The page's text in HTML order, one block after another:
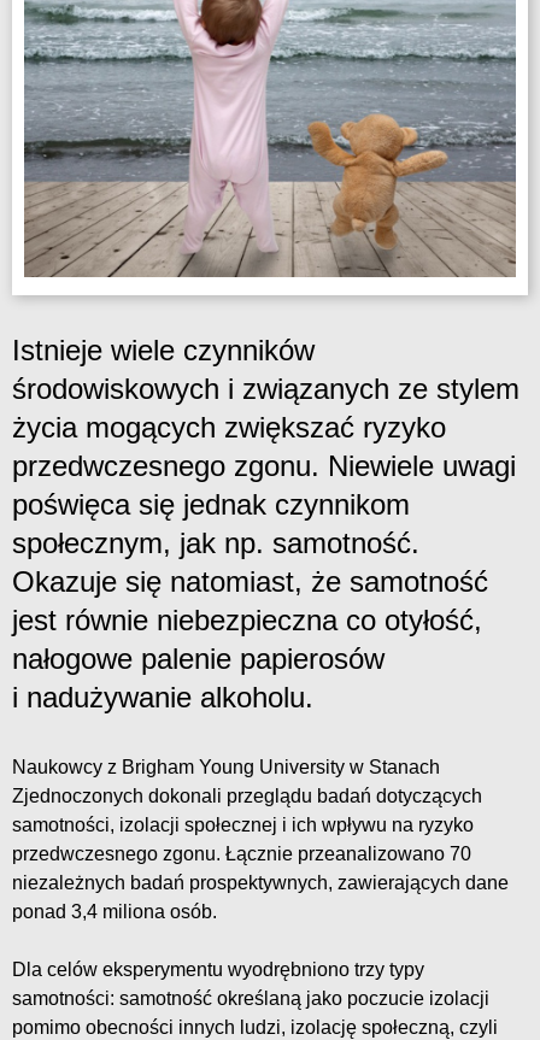
Istnieje wiele czynników
środowiskowych i związanych ze stylem
życia mogących zwiększać ryzyko
przedwczesnego zgonu. Niewiele uwagi
poświęca się jednak czynnikom
społecznym, jak np. samotność.
Okazuje się natomiast, że samotność
jest równie niebezpieczna co otyłość,
nałogowe palenie papierosów
i nadużywanie alkoholu.
Naukowcy z Brigham Young University w Stanach
Zjednoczonych dokonali przeglądu badań dotyczących
samotności, izolacji społecznej i ich wpływu na ryzyko
przedwczesnego zgonu. Łącznie przeanalizowano 70
niezależnych badań prospektywnych, zawierających dane
ponad 3,4 miliona osób.
Dla celów eksperymentu wyodrębniono trzy typy
samotności: samotność określaną jako poczucie izolacji
pomimo obecności innych ludzi, izolację społeczną, czyli